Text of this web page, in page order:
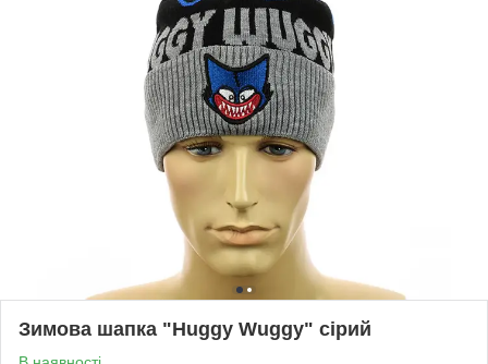
Зимова шапка "Huggy Wuggy" сірий